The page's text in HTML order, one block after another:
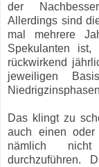
der
Allerdings sind
mal mehrere
Spekulanten ist,
rückwirkend
jeweiligen
Das klingt zu
auch einen
nämlich nicht
durchzuführen.